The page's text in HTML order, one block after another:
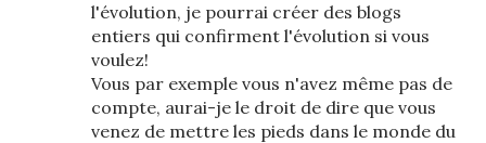
l'évolution, je pourrai créer des blogs
entiers qui confirment l'évolution si vous
voulez!
Vous par exemple vous n'avez même pas de
compte, aurai-je le droit de dire que vous
venez de mettre les pieds dans le monde du